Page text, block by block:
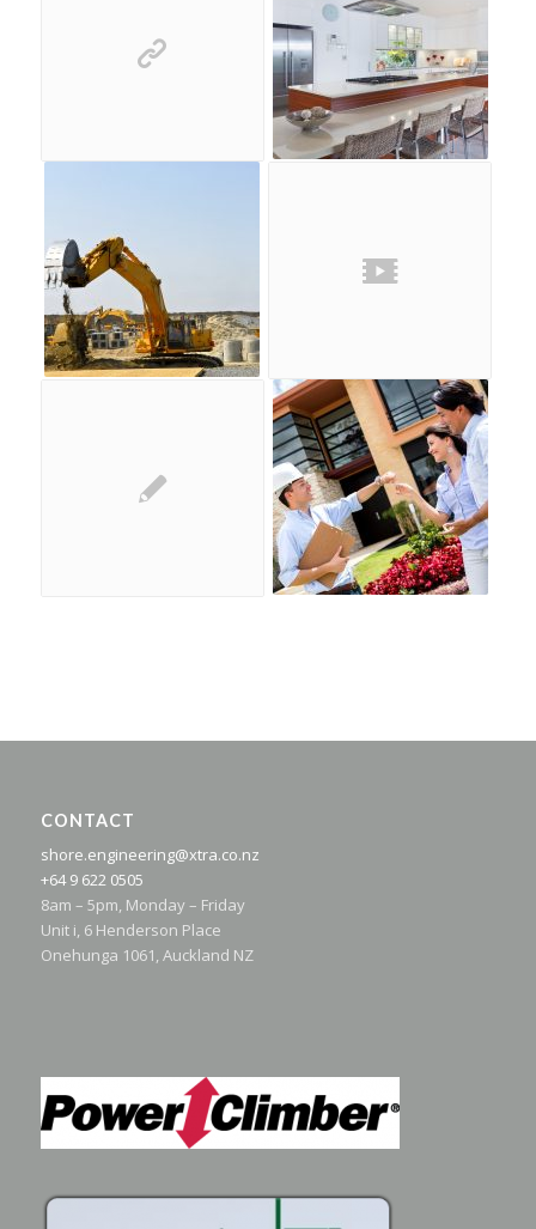
CONTACT
shore.engineering@xtra.co.nz
+64 9 622 0505
8am – 5pm, Monday – Friday
Unit i, 6 Henderson Place
Onehunga 1061, Auckland NZ